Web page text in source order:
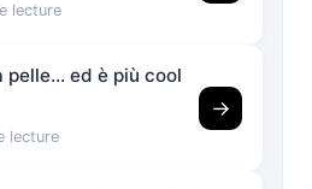
lecture
pelle… ed è più cool
lecture
→